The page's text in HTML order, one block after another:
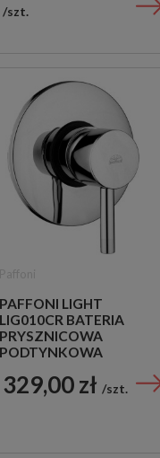
szt.
PAFFONI LIGHT
LIG010CR BATERIA
PRYSZNICOWA
PODTYNKOWA
CHROM
329,00 zł szt.